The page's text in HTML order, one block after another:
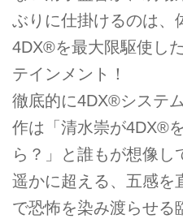
ぶりに仕掛けるのは、
4DX®を最大限駆使し
テインメント！
徹底的に4DX®システ
作は「清水崇が4DX®
ら？」と誰もが想像し
遥かに超える、五感を
で恐怖を染み渡らせる